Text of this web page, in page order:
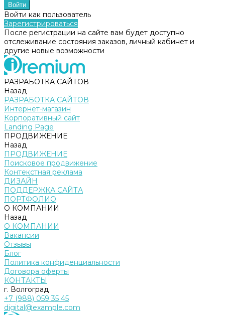
Войти как пользователь
Зарегистрироваться
После регистрации на сайте вам будет доступно
отслеживание состояния заказов, личный кабинет и
другие новые возможности
РАЗРАБОТКА САЙТОВ
Назад
РАЗРАБОТКА САЙТОВ
Интернет-магазин
Корпоративный сайт
Landing Page
ПРОДВИЖЕНИЕ
Назад
ПРОДВИЖЕНИЕ
Поисковое продвижение
Контекстная реклама
ДИЗАЙН
ПОДДЕРЖКА САЙТА
ПОРТФОЛИО
О КОМПАНИИ
Назад
О КОМПАНИИ
Вакансии
Отзывы
Блог
Политика конфиденциальности
Договора оферты
КОНТАКТЫ
г. Волгоград
+7 (988) 059 35 45
digital@example.com